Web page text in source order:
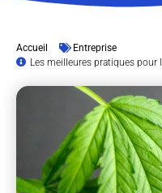
Accueil
Entreprise
Les meilleures pratiques pour